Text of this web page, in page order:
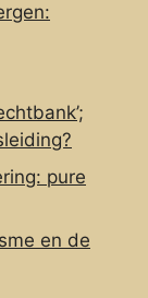
pure
en de